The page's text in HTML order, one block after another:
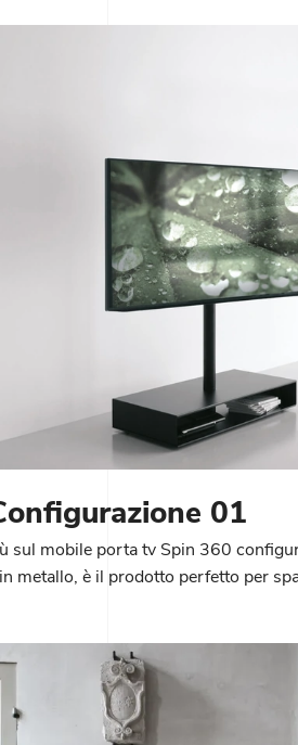
01
sul mobile porta tv Spin 360
metallo, è il prodotto perfetto per